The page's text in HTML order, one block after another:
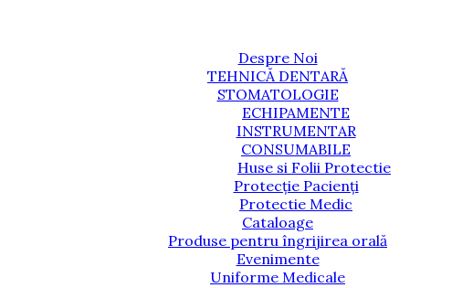
Despre Noi
TEHNICĂ DENTARĂ
STOMATOLOGIE
ECHIPAMENTE
INSTRUMENTAR
CONSUMABILE
Huse si Folii Protectie
Protecție Pacienți
Protectie Medic
Cataloage
Produse pentru îngrijirea orală
Evenimente
Uniforme Medicale